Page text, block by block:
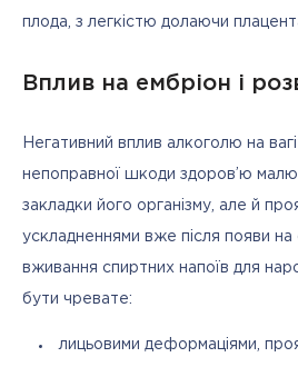
плода, з легкістю долаючи
Вплив на ембріон і
Негативний вплив алкоголю на
непоправної шкоди здоров’ю
закладки його організму, але й
ускладненнями вже після появи на
вживання спиртних напоїв для
бути чревате:
лицьовими деформаціями,